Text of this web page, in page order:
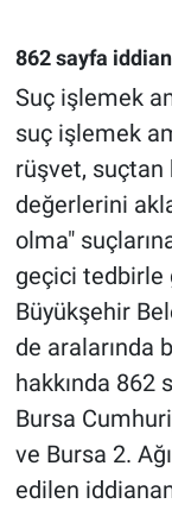
862 sayfa
Suç işlemek
suç işlemek
rüşvet, suçtan
değerlerini
olma"
geçici tedbirle
Büyükşehir
de aralarında
hakkında 862
Bursa
ve Bursa 2.
edilen